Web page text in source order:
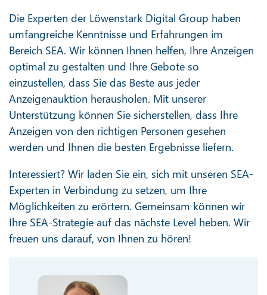
Die Experten der Löwenstark Digital Group haben
umfangreiche Kenntnisse und Erfahrungen im
Bereich SEA. Wir können Ihnen helfen, Ihre Anzeigen
optimal zu gestalten und Ihre Gebote so
einzustellen, dass Sie das Beste aus jeder
Anzeigenauktion herausholen. Mit unserer
Unterstützung können Sie sicherstellen, dass Ihre
Anzeigen von den richtigen Personen gesehen
werden und Ihnen die besten Ergebnisse liefern.
Interessiert? Wir laden Sie ein, sich mit unseren SEA-
Experten in Verbindung zu setzen, um Ihre
Möglichkeiten zu erörtern. Gemeinsam können wir
Ihre SEA-Strategie auf das nächste Level heben. Wir
freuen uns darauf, von Ihnen zu hören!